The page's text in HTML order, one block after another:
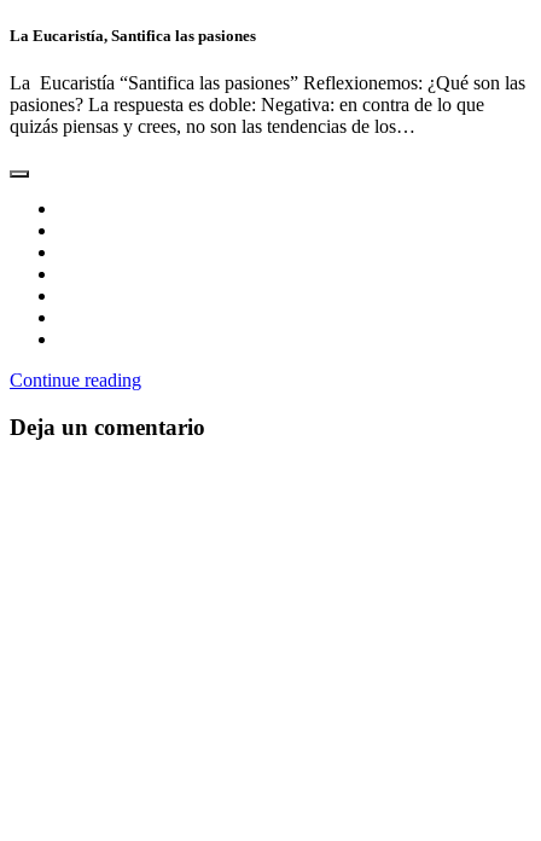
La Eucaristía, Santifica las pasiones
La Eucaristía “Santifica las pasiones” Reflexionemos: ¿Qué son las
pasiones? La respuesta es doble: Negativa: en contra de lo que
quizás piensas y crees, no son las tendencias de los…
Continue reading
Deja un comentario